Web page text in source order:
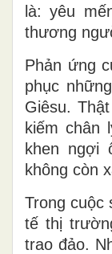
là: yêu
thương
Phản ứng
phục
Giêsu.
kiếm chân
khen ngợi
không còn
Trong cuộc
tế thị
trao đảo.